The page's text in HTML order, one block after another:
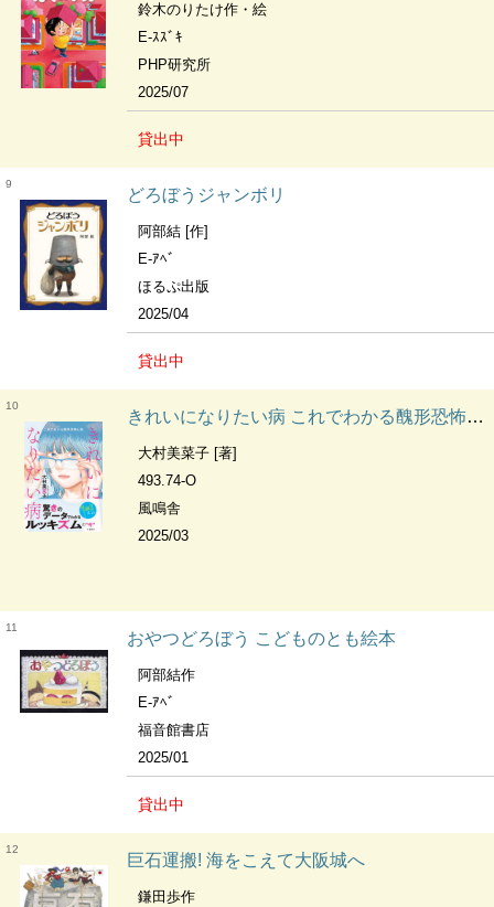
鈴木のりたけ作・絵
E-ｽｽﾞｷ
PHP研究所
2025/07
貸出中
9
どろぼうジャンボリ
阿部結 [作]
E-ｱﾍﾞ
ほるぷ出版
2025/04
貸出中
10
きれいになりたい病 これでわかる醜形恐怖心性
大村美菜子 [著]
493.74-O
風鳴舎
2025/03
11
おやつどろぼう こどものとも絵本
阿部結作
E-ｱﾍﾞ
福音館書店
2025/01
貸出中
12
巨石運搬! 海をこえて大阪城へ
鎌田歩作